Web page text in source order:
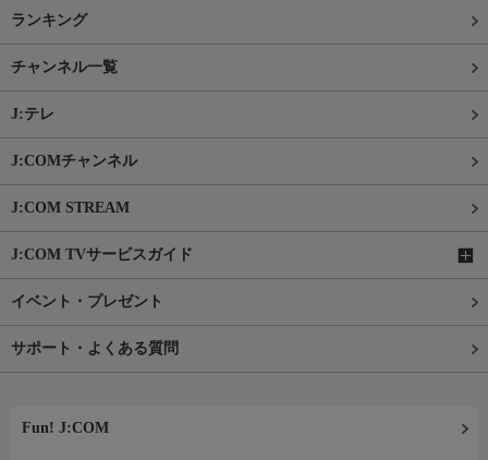
ランキング
チャンネル一覧
J:テレ
J:COMチャンネル
J:COM STREAM
J:COM TVサービスガイド
イベント・プレゼント
サポート・よくある質問
Fun! J:COM